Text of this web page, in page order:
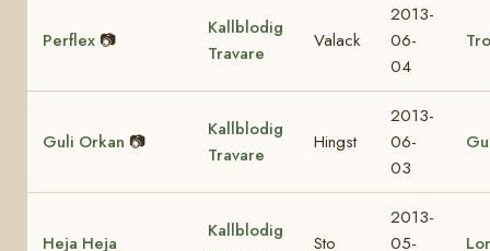
Perflex 📷
Kallblodig
Travare
Valack
2013-
06-
04
Guli Orkan 📷
Kallblodig
Travare
Hingst
2013-
06-
03
Heja Heja
Kallblodig
Sto
2013-
05-